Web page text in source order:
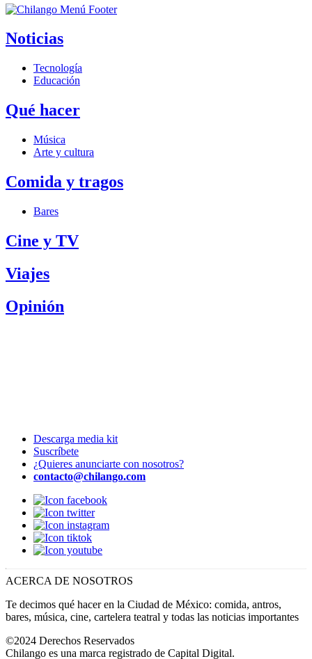
Noticias
Tecnología
Educación
Qué hacer
Música
Arte y cultura
Comida y tragos
Bares
Cine y TV
Viajes
Opinión
Descarga media kit
Suscríbete
¿Quieres anunciarte con nosotros?
contacto@chilango.com
ACERCA DE NOSOTROS
Te decimos qué hacer en la Ciudad de México: comida, antros,
bares, música, cine, cartelera teatral y todas las noticias importantes
©2024 Derechos Reservados
Chilango es una marca registrado de Capital Digital.